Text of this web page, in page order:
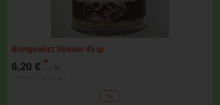
Brotgewürz Streuer 45 gr
6,20 € * / St
St